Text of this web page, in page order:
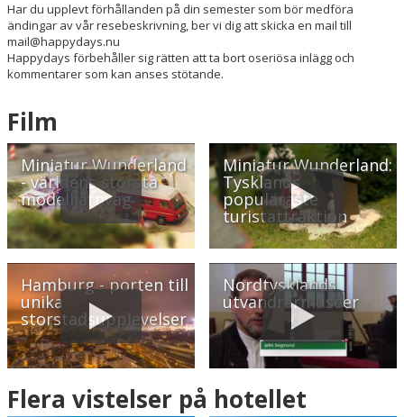
Har du upplevt förhållanden på din semester som bör medföra
ändingar av vår resebeskrivning, ber vi dig att skicka en mail till
mail@happydays.nu
Happydays förbehåller sig rätten att ta bort oseriösa inlägg och
kommentarer som kan anses stötande.
Film
Miniatur Wunderland
- världens största
modelljärnväg
Miniatur Wunderland:
Tysklands
populäraste
turistattraktion
Hamburg - porten till
unika
storstadsupplevelser
Nordtysklands
utvandrarmuseer
Flera vistelser på hotellet